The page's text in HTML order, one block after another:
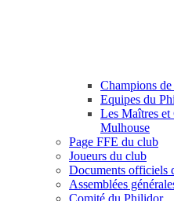
Champions
Equipes du
Les Maîtres
Mulhouse
Page FFE du club
Joueurs du club
Documents officiels
Assemblées
Comité du Philidor